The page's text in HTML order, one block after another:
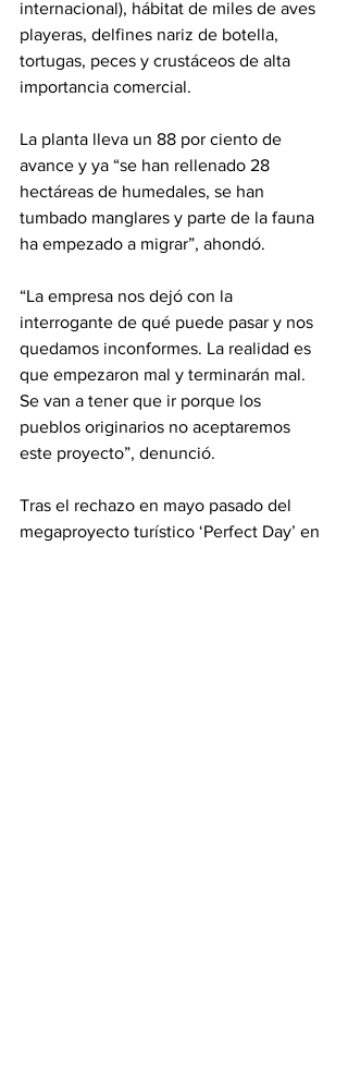
internacional), hábitat de miles de aves
playeras, delfines nariz de botella,
tortugas, peces y crustáceos de alta
importancia comercial.
La planta lleva un 88 por ciento de
avance y ya “se han rellenado 28
hectáreas de humedales, se han
tumbado manglares y parte de la fauna
ha empezado a migrar”, ahondó.
“La empresa nos dejó con la
interrogante de qué puede pasar y nos
quedamos inconformes. La realidad es
que empezaron mal y terminarán mal.
Se van a tener que ir porque los
pueblos originarios no aceptaremos
este proyecto”, denunció.
Tras el rechazo en mayo pasado del
megaproyecto turístico ‘Perfect Day’ en